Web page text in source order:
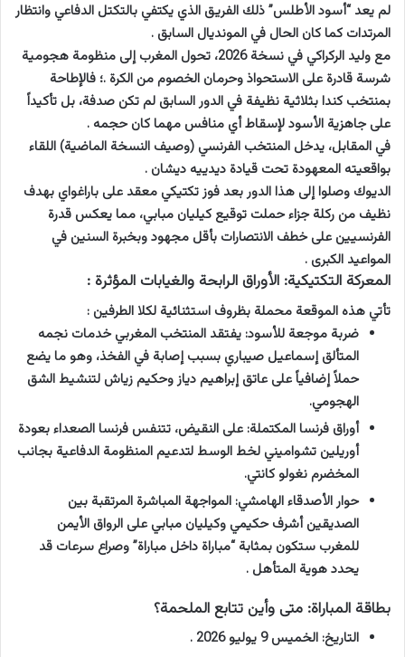
لم يعد “أسود الأطلس” ذلك الفريق الذي يكتفي بالتكتل الدفاعي وانتظار
المرتدات كما كان الحال في المونديال السابق .
مع وليد الركراكي في نسخة 2026، تحول المغرب إلى منظومة هجومية
شرسة قادرة على الاستحواذ وحرمان الخصوم من الكرة .؛ فالإطاحة
بمنتخب كندا بثلاثية نظيفة في الدور السابق لم تكن صدفة، بل تأكيداً
على جاهزية الأسود لإسقاط أي منافس مهما كان حجمه .
في المقابل، يدخل المنتخب الفرنسي (وصيف النسخة الماضية) اللقاء
بواقعيته المعهودة تحت قيادة ديدييه ديشان .
الديوك وصلوا إلى هذا الدور بعد فوز تكتيكي معقد على باراغواي بهدف
نظيف من ركلة جزاء حملت توقيع كيليان مبابي، مما يعكس قدرة
الفرنسيين على خطف الانتصارات بأقل مجهود وبخبرة السنين في
المواعيد الكبرى .
المعركة التكتيكية: الأوراق الرابحة والغيابات المؤثرة :
تأتي هذه الموقعة محملة بظروف استثنائية لكلا الطرفين :
ضربة موجعة للأسود: يفتقد المنتخب المغربي خدمات نجمه
المتألق إسماعيل صيباري بسبب إصابة في الفخذ، وهو ما يضع
حملاً إضافياً على عاتق إبراهيم دياز وحكيم زياش لتنشيط الشق
الهجومي.
أوراق فرنسا المكتملة: على النقيض، تتنفس فرنسا الصعداء بعودة
أوريلين تشواميني لخط الوسط لتدعيم المنظومة الدفاعية بجانب
المخضرم نغولو كانتي.
حوار الأصدقاء الهامشي: المواجهة المباشرة المرتقبة بين
الصديقين أشرف حكيمي وكيليان مبابي على الرواق الأيمن
للمغرب ستكون بمثابة “مباراة داخل مباراة” وصراع سرعات قد
يحدد هوية المتأهل .
بطاقة المباراة: متى وأين تتابع الملحمة؟
التاريخ: الخميس 9 يوليو 2026 .